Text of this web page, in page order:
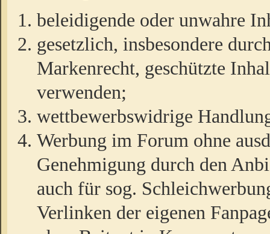
beleidigende oder unwahre
gesetzlich, insbesondere
Markenrecht, geschützte
verwenden;
wettbewerbswidrige
Werbung im Forum ohne
Genehmigung durch den
auch für sog.
Verlinken der eigenen